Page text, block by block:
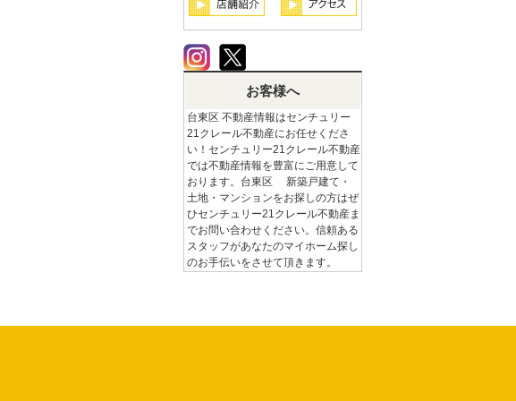
お客様へ
台東区 不動産情報はセンチュリー
21クレール不動産にお任せくださ
い！センチュリー21クレール不動産
では不動産情報を豊富にご用意して
おります。台東区 新築戸建て・
土地・マンションをお探しの方はぜ
ひセンチュリー21クレール不動産ま
でお問い合わせください。信頼ある
スタッフがあなたのマイホーム探し
のお手伝いをさせて頂きます。